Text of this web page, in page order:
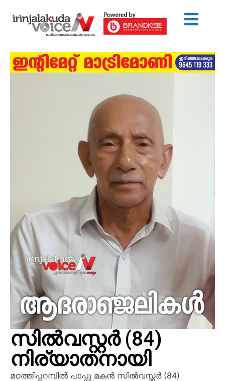
സിൽവസ്റ്റർ (84)
നിര്യാതനായി
മഠത്തിപ്പറമ്പിൽ പാപ്പു മകൻ സിൽവസ്റ്റർ (84)